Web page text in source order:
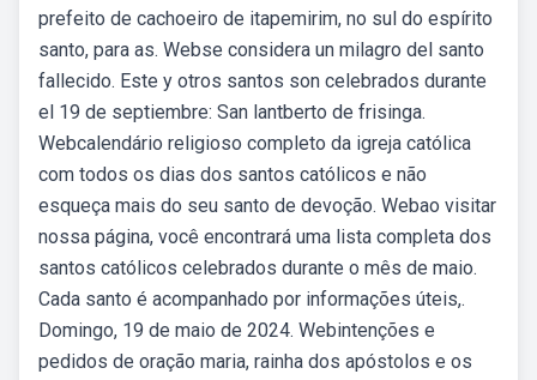
prefeito de cachoeiro de itapemirim, no sul do espírito
santo, para as. Webse considera un milagro del santo
fallecido. Este y otros santos son celebrados durante
el 19 de septiembre: San lantberto de frisinga.
Webcalendário religioso completo da igreja católica
com todos os dias dos santos católicos e não
esqueça mais do seu santo de devoção. Webao visitar
nossa página, você encontrará uma lista completa dos
santos católicos celebrados durante o mês de maio.
Cada santo é acompanhado por informações úteis,.
Domingo, 19 de maio de 2024. Webintenções e
pedidos de oração maria, rainha dos apóstolos e os